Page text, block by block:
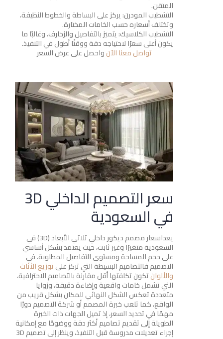
المتقن.
التشطيب المودرن: يركز على البساطة والخطوط النظيفة،
وتختلف أسعاره حسب الخامات المختارة.
التشطيب الكلاسيك: يتميز بالتفاصيل والزخارف، وغالبًا ما
يكون أعلى سعرًا لاحتياجه دقة ووقتًا أطول في التنفيذ.
تواصل معنا الآنواحصل على عرض السعر
سعر التصميم الداخلي 3D
في السعودية
يعداسعار مصمم ديكور داخلي ثلاثي الأبعاد (3D) في
السعودية متغيرًا وغير ثابت، حيث يعتمد بشكل أساسي
على حجم المساحة ومستوى التفاصيل المطلوبة، في
التصميم فالتصاميم البسيطة التي تركز علىتوزيع الأثاث
والألوانتكون تكلفتها أقل مقارنة بالتصاميم الاحترافية،
التي تشمل خامات واقعية وإضاءة دقيقة، وزوايا
متعددة تعكس الشكل النهائي للمكان بشكل قريب من
الواقع، كما تلعب خبرة المصمم أو شركة التصميم دورًا
مهمًا في تحديد السعر، إذ تميل الجهات ذات الخبرة
الطويلة إلى تقديم تصاميم أكثر دقة ووضوحًا مع إمكانية
إجراء تعديلات مدروسة قبل التنفيذ، وينظر إلى تصميم 3D